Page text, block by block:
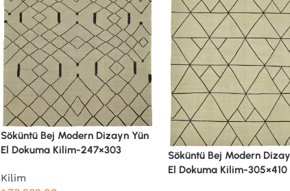
Söküntü Bej Modern Dizayn Yün
Söküntü Blue Çizgili Yün El
Dokuma Kilim-238×286
Kilim